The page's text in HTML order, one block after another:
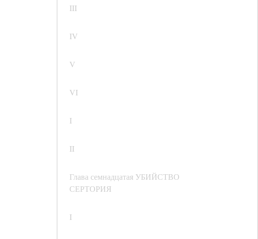
III
IV
V
VI
I
II
Глава семнадцатая УБИЙСТВО
СЕРТОРИЯ
I